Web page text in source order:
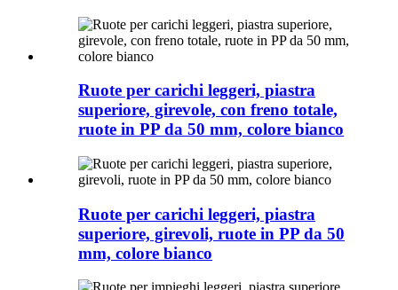
Ruote per carichi leggeri, piastra
superiore, girevole, con freno totale,
ruote in PP da 50 mm, colore bianco
Ruote per carichi leggeri, piastra
superiore, girevoli, ruote in PP da 50
mm, colore bianco